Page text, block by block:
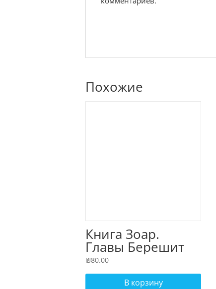
Похожие
Книга Зоар.
Главы Берешит
(часть 2), Ноах.
Том 3
₪80.00
В корзину